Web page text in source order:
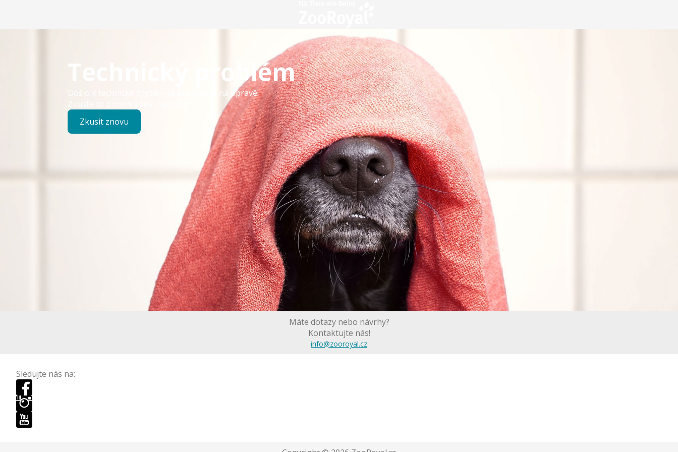
Technický problém
Došlo k technické chybě – již pracujeme na opravě.
Zkuste to prosím znovu později.
Zkusit znovu
Máte dotazy nebo návrhy?
Kontaktujte nás!
info@zooroyal.cz
Sledujte nás na: